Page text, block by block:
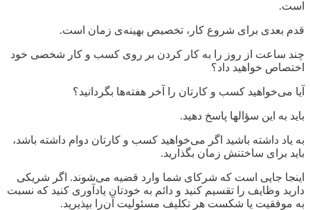
است.
قدم بعدی برای شروع کار، تخصیص بهینهی زمان است.
چند ساعت از روز را به کار کردن بر روی کسب و کار شخصی خود
اختصاص خواهید داد؟
آیا میخواهید کسب و کارتان را آخر هفتهها بگردانید؟
باید به این سؤالها پاسخ دهید.
به یاد داشته باشید اگر میخواهید کسب و کارتان دوام داشته باشد،
باید برای ساختنش زمان بگذارید.
اینجا جایی است که شرکای شما وارد قضیه میشوند. اگر شریکی
دارید وظایف را تقسیم کنید و دائم به خودتان یادآوری کنید که نسبت
به موفقیت یا شکست هر تکلیف مسئولیت آنرا بپذیرید.